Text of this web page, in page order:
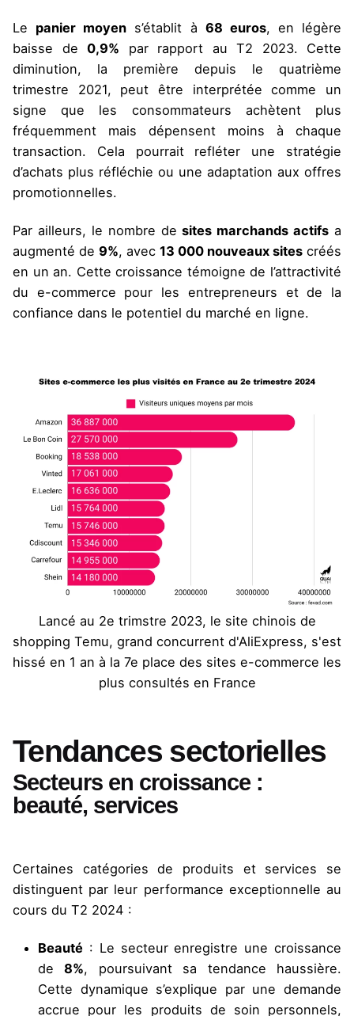
Le panier moyen s’établit à 68 euros, en légère
baisse de 0,9% par rapport au T2 2023. Cette
diminution, la première depuis le quatrième
trimestre 2021, peut être interprétée comme un
signe que les consommateurs achètent plus
fréquemment mais dépensent moins à chaque
transaction. Cela pourrait refléter une stratégie
d’achats plus réfléchie ou une adaptation aux offres
promotionnelles.
Par ailleurs, le nombre desites marchands actifs a
augmenté de 9%, avec 13 000 nouveaux sites créés
en un an. Cette croissance témoigne de l’attractivité
du e-commerce pour les entrepreneurs et de la
confiance dans le potentiel du marché en ligne.
Lancé au 2e trimstre 2023, le site chinois de
shopping Temu, grand concurrent d'AliExpress, s'est
hissé en 1 an à la 7e place des sites e-commerce les
plus consultés en France
Tendances sectorielles
Secteurs en croissance :
beauté, services
Certaines catégories de produits et services se
distinguent par leur performance exceptionnelle au
cours du T2 2024 :
Beauté : Le secteur enregistre une croissance
de8%, poursuivant sa tendance haussière.
Cette dynamique s’explique par une demande
accrue pour les produits de soin personnels,